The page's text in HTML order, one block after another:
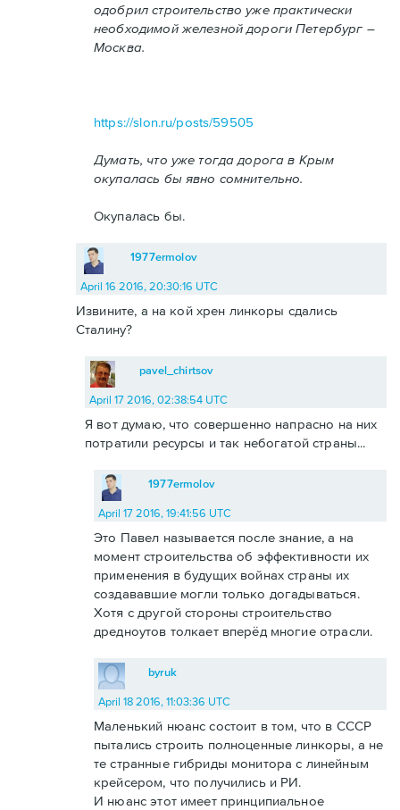
одобрил строительство уже практически
необходимой железной дороги Петербург –
Москва.
https://slon.ru/posts/59505
Думать, что уже тогда дорога в Крым
окупалась бы явно сомнительно.
Окупалась бы.
1977ermolov
April 16 2016, 20:30:16 UTC
Извините, а на кой хрен линкоры сдались
Сталину?
pavel_chirtsov
April 17 2016, 02:38:54 UTC
Я вот думаю, что совершенно напрасно на них
потратили ресурсы и так небогатой страны...
1977ermolov
April 17 2016, 19:41:56 UTC
Это Павел называется после знание, а на
момент строительства об эффективности их
применения в будущих войнах страны их
создававшие могли только догадываться.
Хотя с другой стороны строительство
дредноутов толкает вперёд многие отрасли.
byruk
April 18 2016, 11:03:36 UTC
Маленький нюанс состоит в том, что в СССР
пытались строить полноценные линкоры, а не
те странные гибриды монитора с линейным
крейсером, что получились и РИ.
И нюанс этот имеет принципиальное